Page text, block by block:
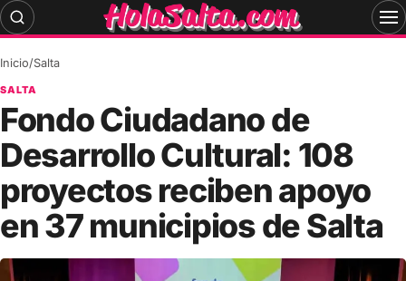
Skip
to
Inicio/Salta
SALTA
Fondo Ciudadano de
Desarrollo Cultural: 108
proyectos reciben apoyo
en 37 municipios de Salta